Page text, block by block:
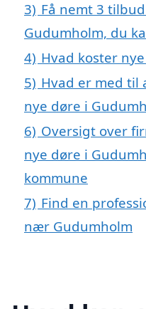
3) Få nemt 3
Gudumholm, du
4) Hvad koster
5) Hvad er med til
nye døre i
6) Oversigt over
nye døre i
kommune
7) Find en
nær Gudumholm